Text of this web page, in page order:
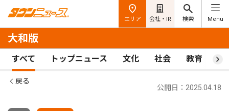
エリア 会社・IR 検索 Menu
大和版
すべて トップニュース 文化 社会 教育 ス
戻る
公開日：2025.04.18